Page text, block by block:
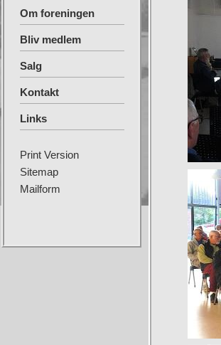
Om foreningen
Bliv medlem
Salg
Kontakt
Links
Print Version
Sitemap
Mailform